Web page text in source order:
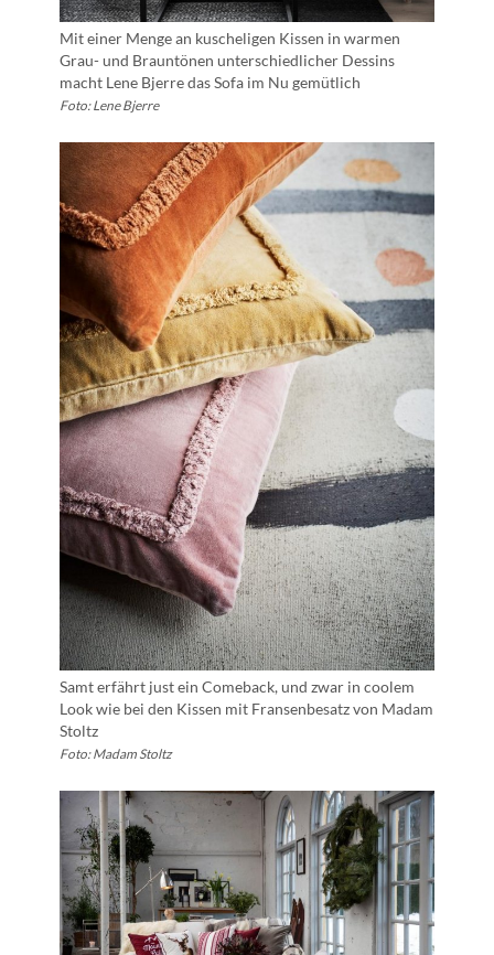
Mit einer Menge an kuscheligen Kissen in warmen
Grau- und Brauntönen unterschiedlicher Dessins
macht Lene Bjerre das Sofa im Nu gemütlich
Foto: Lene Bjerre
Samt erfährt just ein Comeback, und zwar in coolem
Look wie bei den Kissen mit Fransenbesatz von Madam
Stoltz
Foto: Madam Stoltz